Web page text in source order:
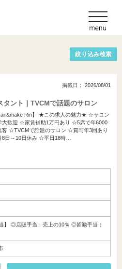
絞り込み検索
掲載日： 2026/08/01
タント｜TVCMで話題のサロン
Rin】 ★この求人の魅力★ ☆サロン
大歓迎 ☆家賃補助1万円あり ☆5席で年6000
客 ☆TVCMで話題のサロン ☆賞与年3回あり
日～10日休み ☆平日18時…
】 ◎店販手当：売上の10％ ◎皆勤手当：